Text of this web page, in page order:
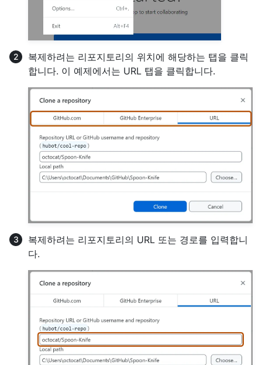
복제하려는 리포지토리의 위치에 해당하는 탭을 클릭
합니다. 이 예제에서는 URL 탭을 클릭합니다.
복제하려는 리포지토리의 URL 또는 경로를 입력합니
다.